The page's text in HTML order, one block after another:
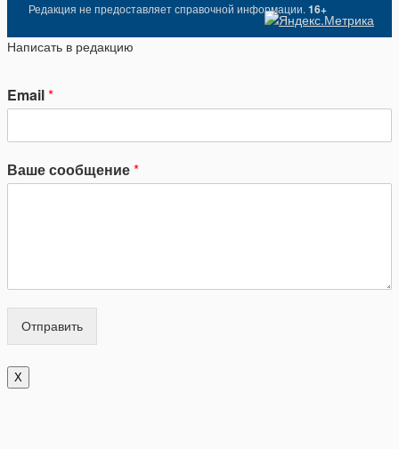
Редакция не предоставляет справочной информации. 16+
Написать в редакцию
Email*
Ваше сообщение*
Отправить
X